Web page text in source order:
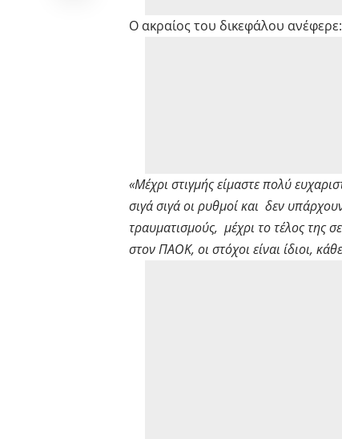
Ο ακραίος του δικεφάλου ανέφερε:
«Μέχρι στιγμής είμαστε πολύ
σιγά σιγά οι ρυθμοί και δεν
τραυματισμούς, μέχρι το τέλος της
στον ΠΑΟΚ, οι στόχοι είναι ίδιοι,